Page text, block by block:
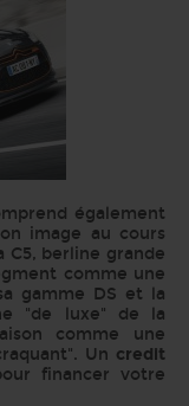
également
image au cours
C5, berline grande
comme une
gamme DS et la
"de luxe" de la
comme une
Un credit
financer votre